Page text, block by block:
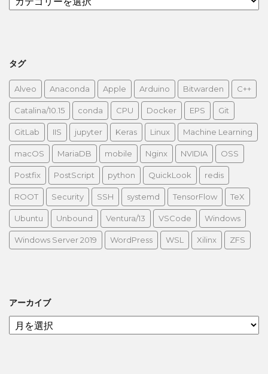
テ
タグ
Alveo Anaconda Apple Arduino Bitwarden C++
Catalina/10.15 conda CPU Docker EPS Git
GitLab IIS jupyter Keras Linux Machine Learning
macOS MariaDB mobile Nginx NVIDIA OSS
Postfix PostScript python QuickLook redis
ROOT Security SSH systemd TensorFlow TeX
Ubuntu Unbound Ventura/13 VSCode Windows
Windows Server 2019 WordPress WSL Xilinx ZFS
アーカイブ
ア
ー